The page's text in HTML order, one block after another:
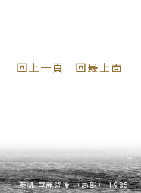
回上一頁 回最上面